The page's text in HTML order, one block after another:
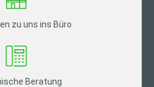
zu uns ins Büro
Beratung